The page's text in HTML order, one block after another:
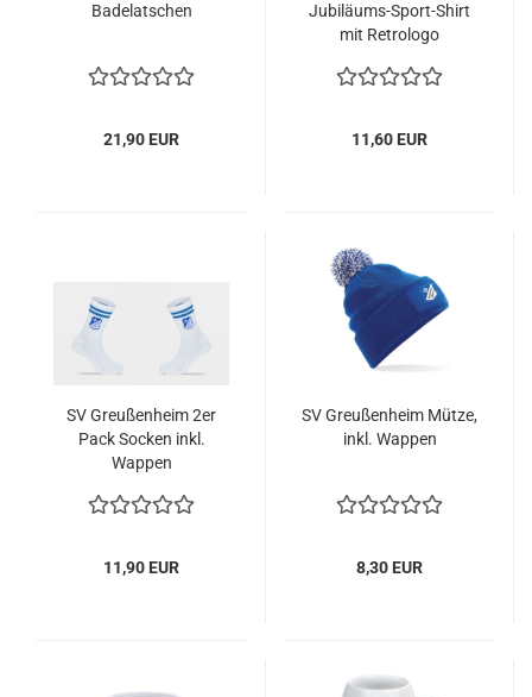
Badelatschen
21,90 EUR
Jubiläums-Sport-Shirt
mit Retrologo
11,60 EUR
SV Greußenheim 2er
Pack Socken inkl.
Wappen
11,90 EUR
SV Greußenheim Mütze,
inkl. Wappen
8,30 EUR